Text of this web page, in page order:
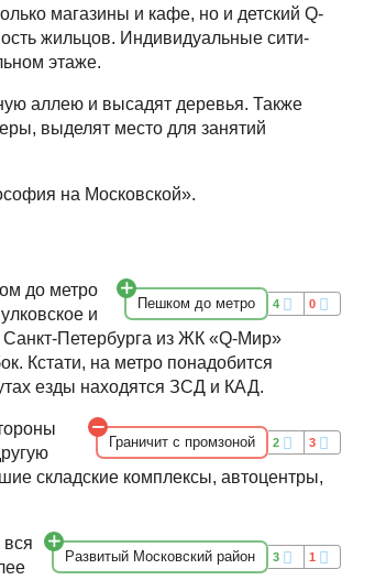
магазины и кафе, но и детский Q-
жильцов. Индивидуальные сити-
этаже.
аллею и высадят деревья. Также
выделят место для занятий
на Московской».
Пешком до метро 4 0
до метро
и
Санкт-Петербурга из ЖК «Q-Мир»
Кстати, на метро понадобится
езды находятся ЗСД и КАД.
Граничит с промзоной 2 3
складские комплексы, автоцентры,
Развитый Московский район 3 1